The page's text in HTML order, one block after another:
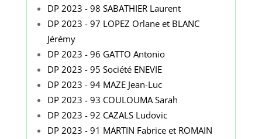
DP 2023 - 98 SABATHIER Laurent
DP 2023 - 97 LOPEZ Orlane et BLANC
Jérémy
DP 2023 - 96 GATTO Antonio
DP 2023 - 95 Société ENEVIE
DP 2023 - 94 MAZE Jean-Luc
DP 2023 - 93 COULOUMA Sarah
DP 2023 - 92 CAZALS Ludovic
DP 2023 - 91 MARTIN Fabrice et ROMAIN